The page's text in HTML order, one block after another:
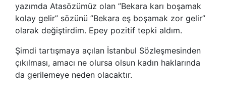
yazımda Atasözümüz olan ”Bekara karı boşamak
kolay gelir” sözünü ”Bekara eş boşamak zor gelir”
olarak değiştirdim. Epey pozitif tepki aldım.
Şimdi tartışmaya açılan İstanbul Sözleşmesinden
çıkılması, amacı ne olursa olsun kadın haklarında
da gerilemeye neden olacaktır.